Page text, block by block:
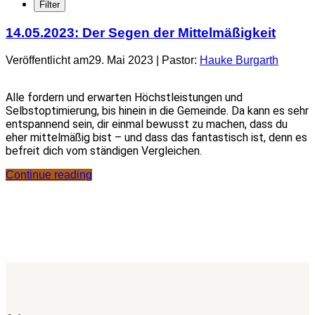
14.05.2023: Der Segen der Mittelmäßigkeit
Veröffentlicht am29. Mai 2023 | Pastor: Hauke Burgarth
Alle fordern und erwarten Höchstleistungen und
Selbstoptimierung, bis hinein in die Gemeinde. Da kann es sehr
entspannend sein, dir einmal bewusst zu machen, dass du
eher mittelmäßig bist – und dass das fantastisch ist, denn es
befreit dich vom ständigen Vergleichen.
Continue reading